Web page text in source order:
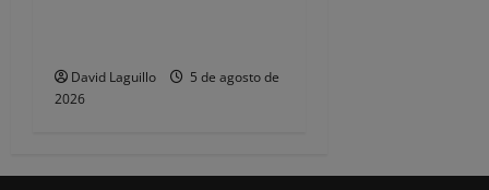
David Laguillo
5 de agosto de
2026